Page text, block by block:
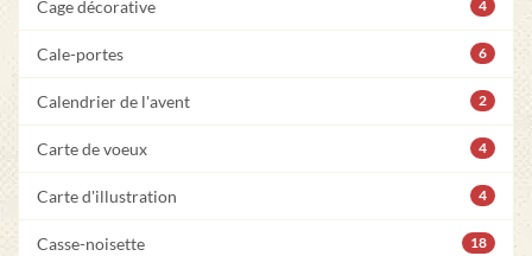
Cage décorative 4
Cale-portes 6
Calendrier de l'avent 2
Carte de voeux 4
Carte d'illustration 4
Casse-noisette 18